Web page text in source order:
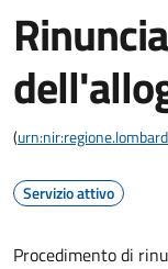
(
Servizio attivo
Procedimento di